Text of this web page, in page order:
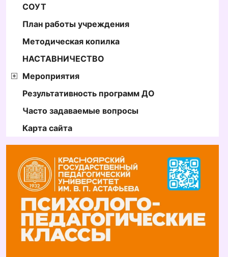
СОУТ
План работы учреждения
Методическая копилка
НАСТАВНИЧЕСТВО
Мероприятия
Результативность программ ДО
Часто задаваемые вопросы
Карта сайта